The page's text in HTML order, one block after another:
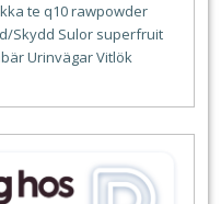
te q10rawpowder
Skydd Sulor superfruit
UrinvägarVitlök